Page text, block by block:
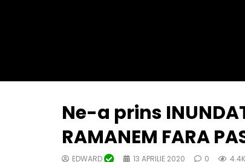
Ne-a prins
RAMANEM FARA
EDWARD 13 APRILIE 2020 0 4.4K